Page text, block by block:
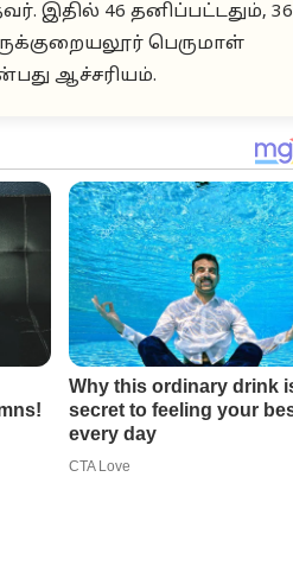
இதில் 46 தனிப்பட்டதும், 36
பெருமாள்
ஆச்சரியம்.